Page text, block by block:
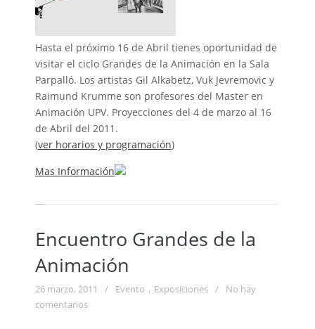
Hasta el próximo 16 de Abril tienes oportunidad de
visitar el ciclo Grandes de la Animación en la Sala
Parpalló. Los artistas Gil Alkabetz, Vuk Jevremovic y
Raimund Krumme son profesores del Master en
Animación UPV. Proyecciones del 4 de marzo al 16
de Abril del 2011.
(ver horarios y programación)
Mas Información
Encuentro Grandes de la
Animación
26 marzo, 2011 / Evento , Exposiciones /
No hay
comentarios